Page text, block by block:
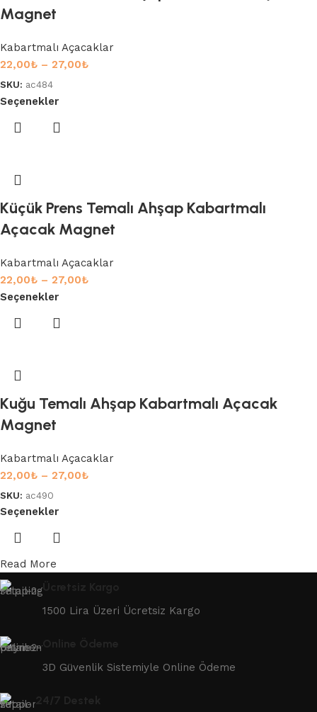
Magnet
Kabartmalı Açacaklar
22,00₺ – 27,00₺
SKU: ac484
Seçenekler
Küçük Prens Temalı Ahşap Kabartmalı
Açacak Magnet
Kabartmalı Açacaklar
22,00₺ – 27,00₺
Seçenekler
Kuğu Temalı Ahşap Kabartmalı Açacak
Magnet
Kabartmalı Açacaklar
22,00₺ – 27,00₺
SKU: ac490
Seçenekler
Read More
1500 Lira Üzeri Ücretsiz Kargo
3D Güvenlik Sistemiyle Online Ödeme